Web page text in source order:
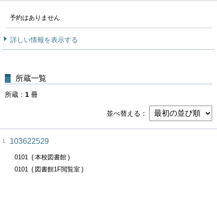
予約はありません
詳しい情報を表示する
所蔵一覧
所蔵 1 冊
並べ替える
1 103622529
0101
本校図書館
0101
図書館1F閲覧室